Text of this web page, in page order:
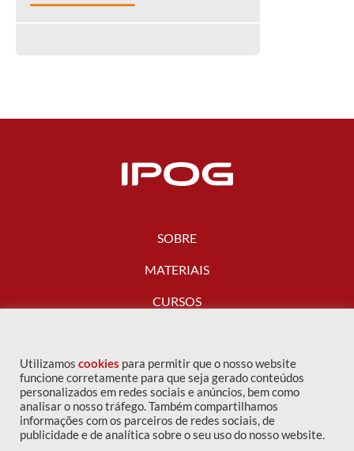
SOBRE
MATERIAIS
CURSOS
FALE CONOSCO
Utilizamos cookies para permitir que o nosso website
funcione corretamente para que seja gerado conteúdos
personalizados em redes sociais e anúncios, bem como
analisar o nosso tráfego. Também compartilhamos
informações com os parceiros de redes sociais, de
publicidade e de analítica sobre o seu uso do nosso website.